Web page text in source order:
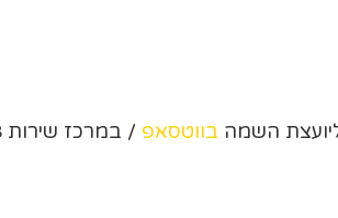
השמה בווטסאפ / במרכז שירות 04-827-1888